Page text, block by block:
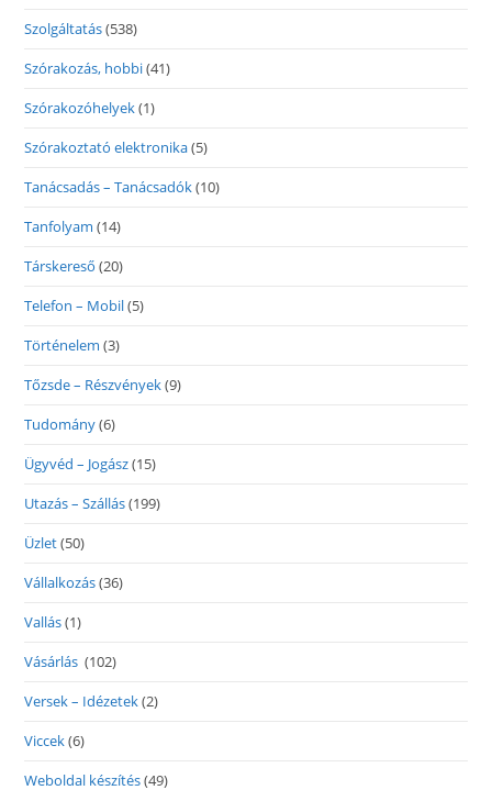
Szolgáltatás(538)
Szórakozás, hobbi(41)
Szórakozóhelyek(1)
Szórakoztató elektronika(5)
Tanácsadás – Tanácsadók(10)
Tanfolyam (14)
Társkereső (20)
Telefon – Mobil(5)
Történelem (3)
Tőzsde – Részvények(9)
Tudomány(6)
Ügyvéd – Jogász(15)
Utazás – Szállás(199)
Üzlet(50)
Vállalkozás(36)
Vallás(1)
Vásárlás (102)
Versek – Idézetek(2)
Viccek(6)
Weboldal készítés(49)